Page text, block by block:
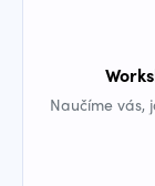
Naučíme vás,